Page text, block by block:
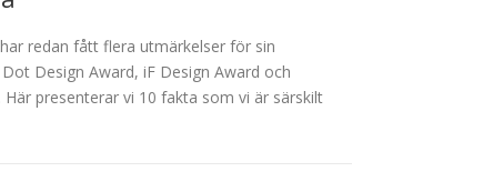
redan fått flera utmärkelser för sin
Design Award, iF Design Award och
presenterar vi 10 fakta som vi är särskilt